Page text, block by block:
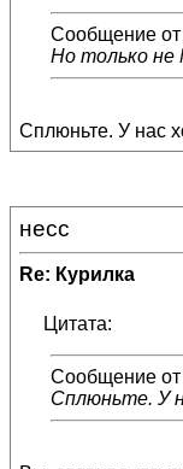
Сообщение от
Но только не
Сплюньте. У нас
несс
Re: Курилка
Цитата:
Сообщение от
Сплюньте. У